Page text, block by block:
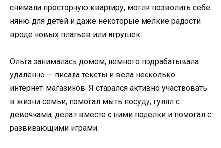
снимали просторную квартиру, могли позволить себе
няню для детей и даже некоторые мелкие радости
вроде новых платьев или игрушек.
Ольга занималась домом, немного подрабатывала
удалённо — писала тексты и вела несколько
интернет-магазинов. Я старался активно участвовать
в жизни семьи, помогал мыть посуду, гулял с
девочками, делал вместе с ними поделки и помогал с
развивающими играми.